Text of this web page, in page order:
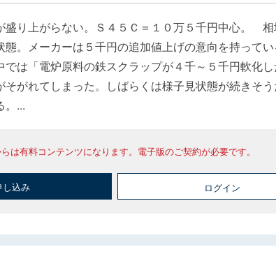
り上がらない。Ｓ４５Ｃ＝１０万５千円中心。 相
。メーカーは５千円の追加値上げの意向を持ってい
は「電炉原料の鉄スクラップが４千～５千円軟化し
がれてしまった。しばらくは様子見状態が続きそう
。...
は有料コンテンツになります。電子版のご契約が必要です。
し込み ログイン